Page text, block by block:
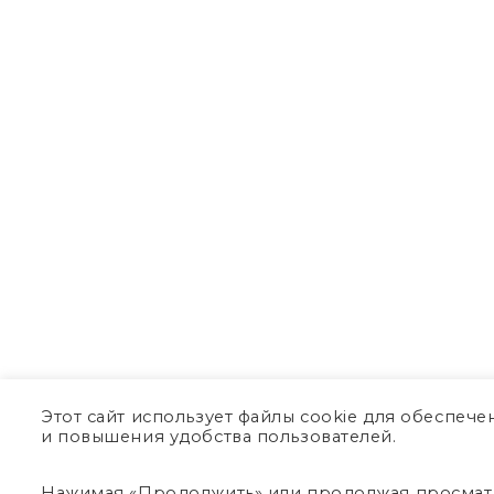
Этот сайт использует файлы cookie для
и повышения удобства пользователей.